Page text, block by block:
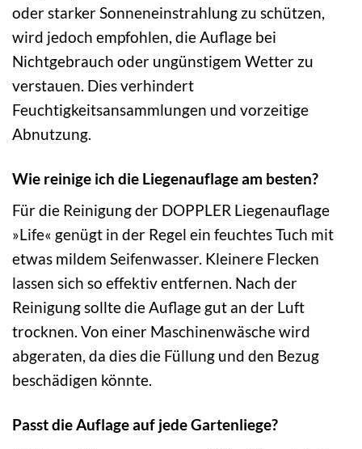
oder starker Sonneneinstrahlung zu schützen,
wird jedoch empfohlen, die Auflage bei
Nichtgebrauch oder ungünstigem Wetter zu
verstauen. Dies verhindert
Feuchtigkeitsansammlungen und vorzeitige
Abnutzung.
Wie reinige ich die Liegenauflage am besten?
Für die Reinigung der DOPPLER Liegenauflage
»Life« genügt in der Regel ein feuchtes Tuch mit
etwas mildem Seifenwasser. Kleinere Flecken
lassen sich so effektiv entfernen. Nach der
Reinigung sollte die Auflage gut an der Luft
trocknen. Von einer Maschinenwäsche wird
abgeraten, da dies die Füllung und den Bezug
beschädigen könnte.
Passt die Auflage auf jede Gartenliege?